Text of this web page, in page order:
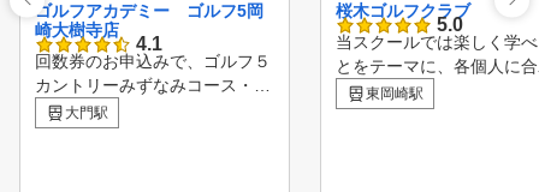
ゴルフアカデミー ゴルフ5岡
崎大樹寺店
4.1
回数券のお申込みで、ゴルフ５
カントリーみずなみコース・四
日市コースにてご利用いただけ
る、平日無料プレー券をプレゼ
大門駅
桜木ゴルフクラブ
5.0
当スクールでは楽しく学
とをテーマに、各個人に
たコーチング型レッスン
ますのでビギナーからベ
東岡崎駅